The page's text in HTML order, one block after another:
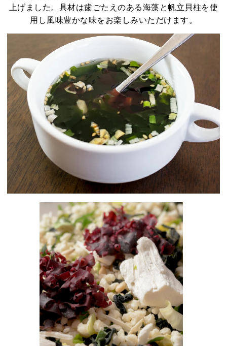
上げました。具材は歯ごたえのある海藻と帆立貝柱を使
用し風味豊かな味をお楽しみいただけます。